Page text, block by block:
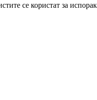
се користат за